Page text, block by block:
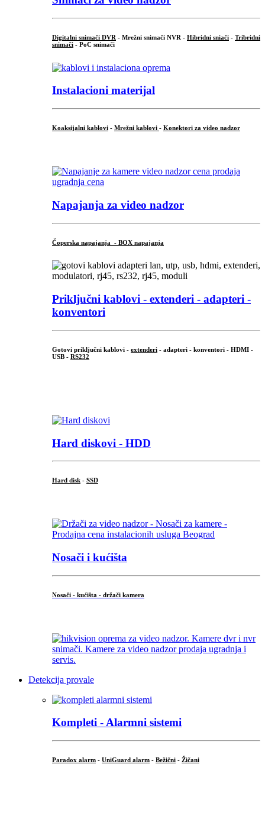
Digitalni snimači DVR - Mrežni snimači NVR - Hibridni sniači - Tribridni
snimači - PoC snimači
Instalacioni materijal
Koaksijalni kablovi - Mrežni kablovi - Konektori za video nadzor
Napajanja za video nadzor
Čoperska napajanja - BOX napajanja
Priključni kablovi - extenderi - adapteri -
konventori
Gotovi priključni kablovi - extenderi - adapteri - konventori - HDMI -
USB - RS232
Hard diskovi - HDD
Hard disk - SSD
Nosači i kućišta
Nosači - kućišta - držači kamera
Detekcija provale
Kompleti - Alarmni sistemi
Paradox alarm - UniGuard alarm - Bežični - Žičani